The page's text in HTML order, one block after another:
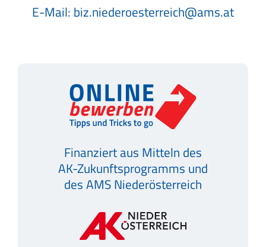
E-Mail: biz.niederoesterreich@ams.at
Finanziert aus Mitteln des
AK-Zukunftsprogramms und
des AMS Niederösterreich